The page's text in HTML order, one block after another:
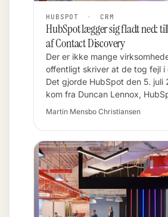
HUBSPOT · CRM
HubSpot lægger sig fladt ned:
af Contact Discovery
Der er ikke mange
offentligt skriver at de tog fejl i
Det gjorde HubSpot den 5. juli
kom fra Duncan Lennox,
Martin Mensbo Christiansen